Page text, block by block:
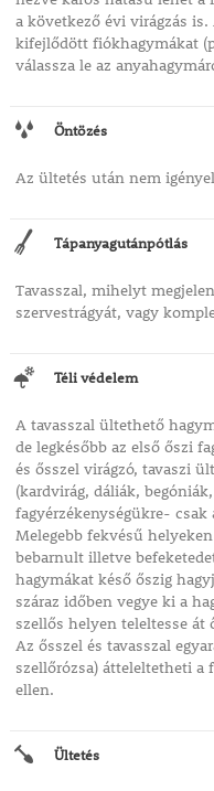
a következő évi virágzás
kifejlődött fiókhagymákat
válassza le az
Öntözés
Az ültetés után nem
Tápanyagutánpótlás
Tavasszal, mihelyt
szervestrágyát, vagy
Téli védelem
A tavasszal ültethető
de legkésőbb az első őszi
és ősszel virágzó, tavaszi
(kardvirág, dáliák,
fagyérzékenységükre-
Melegebb fekvésű
bebarnult illetve
hagymákat késő őszig
száraz időben vegye ki a
szellős helyen teleltesse át
Az ősszel és tavasszal
szellőrózsa) átteleltetheti a
ellen.
Ültetés